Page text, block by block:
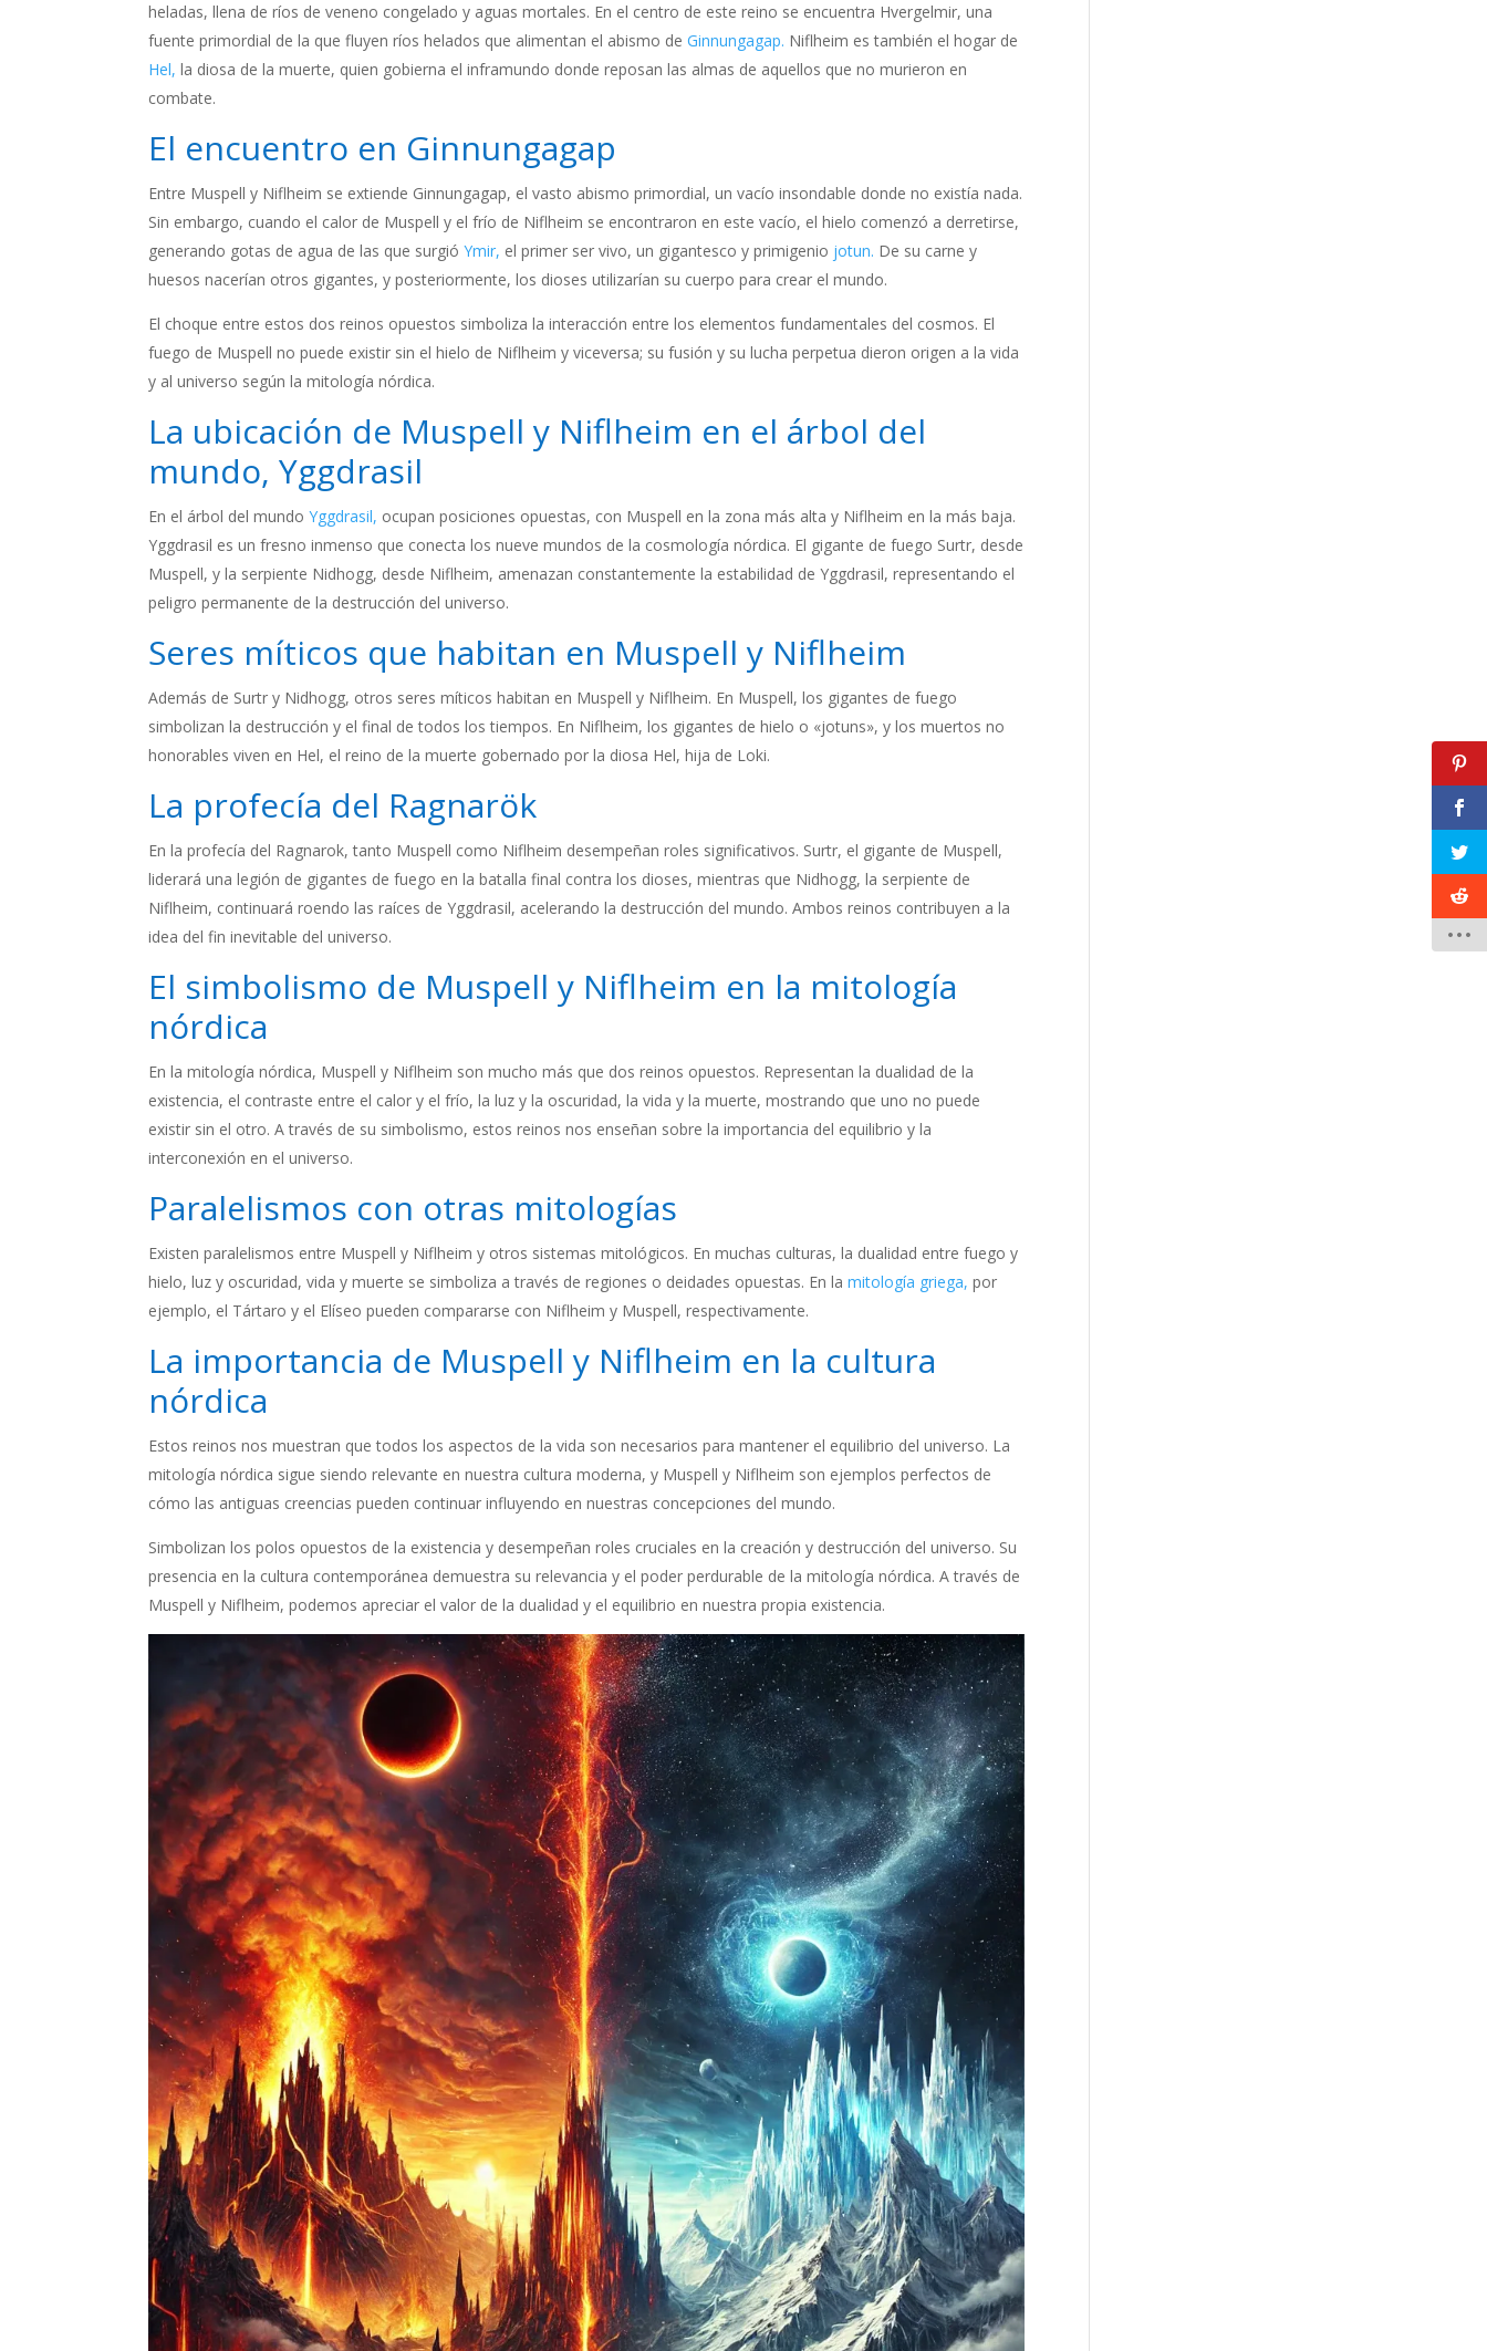
heladas, llena de ríos de veneno congelado y aguas mortales. En el centro de este reino se encuentra Hvergelmir, una
fuente primordial de la que fluyen ríos helados que alimentan el abismo deGinnungagap. Niflheim es también el hogar de
Hel, la diosa de la muerte, quien gobierna el inframundo donde reposan las almas de aquellos que no murieron en
combate.
El encuentro en Ginnungagap
Entre Muspell y Niflheim se extiende Ginnungagap, el vasto abismo primordial, un vacío insondable donde no existía nada.
Sin embargo, cuando el calor de Muspell y el frío de Niflheim se encontraron en este vacío, el hielo comenzó a derretirse,
generando gotas de agua de las que surgióYmir, el primer ser vivo, un gigantesco y primigenio jotun. De su carne y
huesos nacerían otros gigantes, y posteriormente, los dioses utilizarían su cuerpo para crear el mundo.
El choque entre estos dos reinos opuestos simboliza la interacción entre los elementos fundamentales del cosmos. El
fuego de Muspell no puede existir sin el hielo de Niflheim y viceversa; su fusión y su lucha perpetua dieron origen a la vida
y al universo según la mitología nórdica.
La ubicación de Muspell y Niflheim en el árbol del
mundo, Yggdrasil
En el árbol del mundoYggdrasil, ocupan posiciones opuestas, con Muspell en la zona más alta y Niflheim en la más baja.
Yggdrasil es un fresno inmenso que conecta los nueve mundos de la cosmología nórdica. El gigante de fuego Surtr, desde
Muspell, y la serpiente Nidhogg, desde Niflheim, amenazan constantemente la estabilidad de Yggdrasil, representando el
peligro permanente de la destrucción del universo.
Seres míticos que habitan en Muspell y Niflheim
Además de Surtr y Nidhogg, otros seres míticos habitan en Muspell y Niflheim. En Muspell, los gigantes de fuego
simbolizan la destrucción y el final de todos los tiempos. En Niflheim, los gigantes de hielo o «jotuns», y los muertos no
honorables viven en Hel, el reino de la muerte gobernado por la diosa Hel, hija de Loki.
La profecía del Ragnarök
En la profecía del Ragnarok, tanto Muspell como Niflheim desempeñan roles significativos. Surtr, el gigante de Muspell,
liderará una legión de gigantes de fuego en la batalla final contra los dioses, mientras que Nidhogg, la serpiente de
Niflheim, continuará roendo las raíces de Yggdrasil, acelerando la destrucción del mundo. Ambos reinos contribuyen a la
idea del fin inevitable del universo.
El simbolismo de Muspell y Niflheim en la mitología
nórdica
En la mitología nórdica, Muspell y Niflheim son mucho más que dos reinos opuestos. Representan la dualidad de la
existencia, el contraste entre el calor y el frío, la luz y la oscuridad, la vida y la muerte, mostrando que uno no puede
existir sin el otro. A través de su simbolismo, estos reinos nos enseñan sobre la importancia del equilibrio y la
interconexión en el universo.
Paralelismos con otras mitologías
Existen paralelismos entre Muspell y Niflheim y otros sistemas mitológicos. En muchas culturas, la dualidad entre fuego y
hielo, luz y oscuridad, vida y muerte se simboliza a través de regiones o deidades opuestas. En lamitología griega, por
ejemplo, el Tártaro y el Elíseo pueden compararse con Niflheim y Muspell, respectivamente.
La importancia de Muspell y Niflheim en la cultura
nórdica
Estos reinos nos muestran que todos los aspectos de la vida son necesarios para mantener el equilibrio del universo. La
mitología nórdica sigue siendo relevante en nuestra cultura moderna, y Muspell y Niflheim son ejemplos perfectos de
cómo las antiguas creencias pueden continuar influyendo en nuestras concepciones del mundo.
Simbolizan los polos opuestos de la existencia y desempeñan roles cruciales en la creación y destrucción del universo. Su
presencia en la cultura contemporánea demuestra su relevancia y el poder perdurable de la mitología nórdica. A través de
Muspell y Niflheim, podemos apreciar el valor de la dualidad y el equilibrio en nuestra propia existencia.